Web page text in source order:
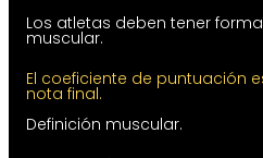
Los atletas deben tener
muscular.
El coeficiente de puntuación
nota final.
Definición muscular.